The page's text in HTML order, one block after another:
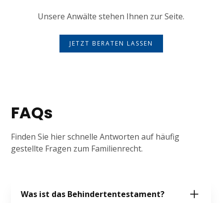
Unsere Anwälte stehen Ihnen zur Seite.
JETZT BERATEN LASSEN
FAQs
Finden Sie hier schnelle Antworten auf häufig
gestellte Fragen zum Familienrecht.
Was ist das Behindertentestament?